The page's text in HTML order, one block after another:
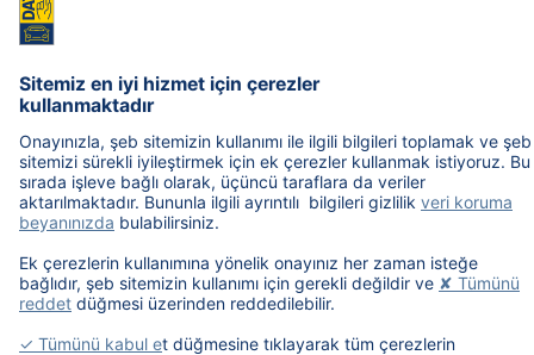
34893 Pendik / İSTANBUL
Telefon: +90 216 688 72 48
50
E-posta:musterihizmetleri@dat.eu
Ürünler
Hakkımızda
Ulaşım
Noch mehr Wissen, das bewegt: